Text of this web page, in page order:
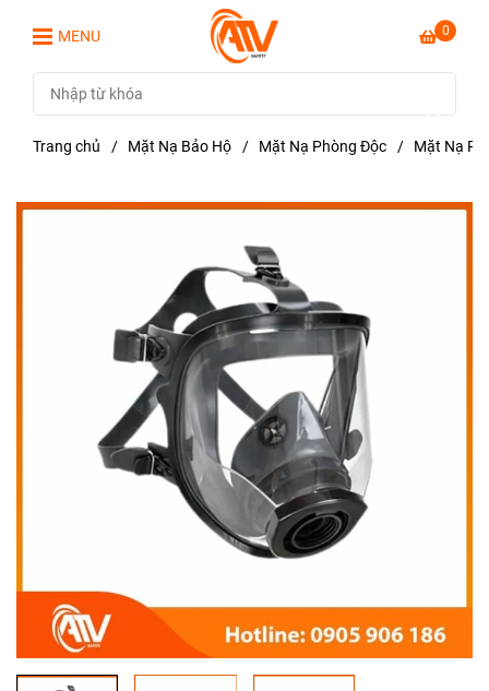
0
MENU
Trang chủ / Mặt Nạ Bảo Hộ / Mặt Nạ Phòng Độc / Mặt Nạ